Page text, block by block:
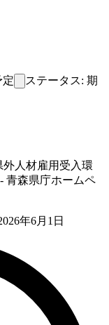
定
ステータス: 期
人材雇用受入環
青森県庁ホームペ
年6月1日